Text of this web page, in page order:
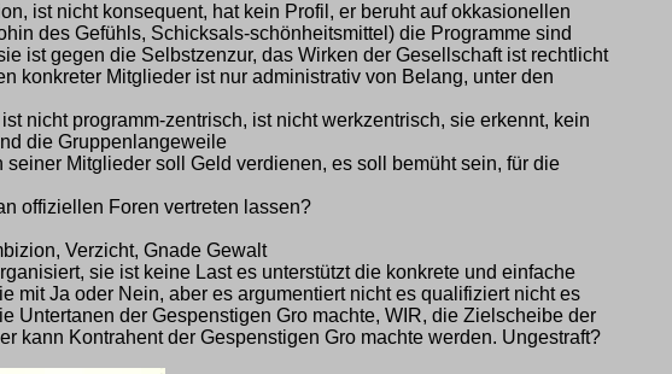
ist nicht konsequent, hat kein Profil, er beruht auf okkasionellen
des Gefühls, Schicksals-schönheitsmittel) die Programme sind
ist gegen die Selbstzenzur, das Wirken der Gesellschaft ist rechtlicht
konkreter Mitglieder ist nur administrativ von Belang, unter den
nicht programm-zentrisch, ist nicht werkzentrisch, sie erkennt, kein
die Gruppenlangeweile
Mitglieder soll Geld verdienen, es soll bemüht sein, für die
offiziellen Foren vertreten lassen?
Verzicht, Gnade Gewalt
sie ist keine Last es unterstützt die konkrete und einfache
mit Ja oder Nein, aber es argumentiert nicht es qualifiziert nicht es
Untertanen der Gespenstigen Gro machte, WIR, die Zielscheibe der
kann Kontrahent der Gespenstigen Gro machte werden. Ungestraft?